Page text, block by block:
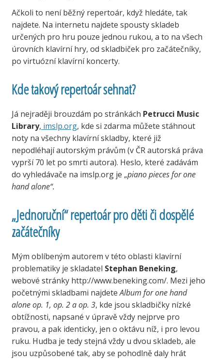
Ačkoli to není běžný repertoár, když hledáte, tak
najdete. Na internetu najdete spousty skladeb
určených pro hru pouze jednou rukou, a to na všech
úrovních klavírní hry, od skladbiček pro začátečníky,
po virtuózní klavírní koncerty.
Kde takový repertoár sehnat?
Já nejraději brouzdám po stránkách Petrucci Music
Library, imslp.org, kde si zdarma můžete stáhnout
noty na všechny klavírní skladby, které již
nepodléhají autorským právům (v ČR autorská práva
vyprší 70 let po smrti autora). Heslo, které zadávám
do vyhledávače na imslp.org je „piano pieces for one
hand alone“.
„Jednoruční“ repertoár pro děti či dospělé
začátečníky
Mým oblíbeným autorem v této oblasti klavírní
problematiky je skladatel Stephan Beneking,
webové stránky http://www.beneking.com/. Mezi jeho
početnými skladbami najdeteAlbum for one hand
alone op. 1, op. 2 a op. 3, kde jsou skladbičky nízké
obtížnosti, napsané v úpravě vždy nejprve pro
pravou, a pak identicky, jen o oktávu níž, i pro levou
ruku. Hudba je tedy stejná vždy u dvou skladeb, ale
jsou uzpůsobené tak, aby se pohodlně daly hrát